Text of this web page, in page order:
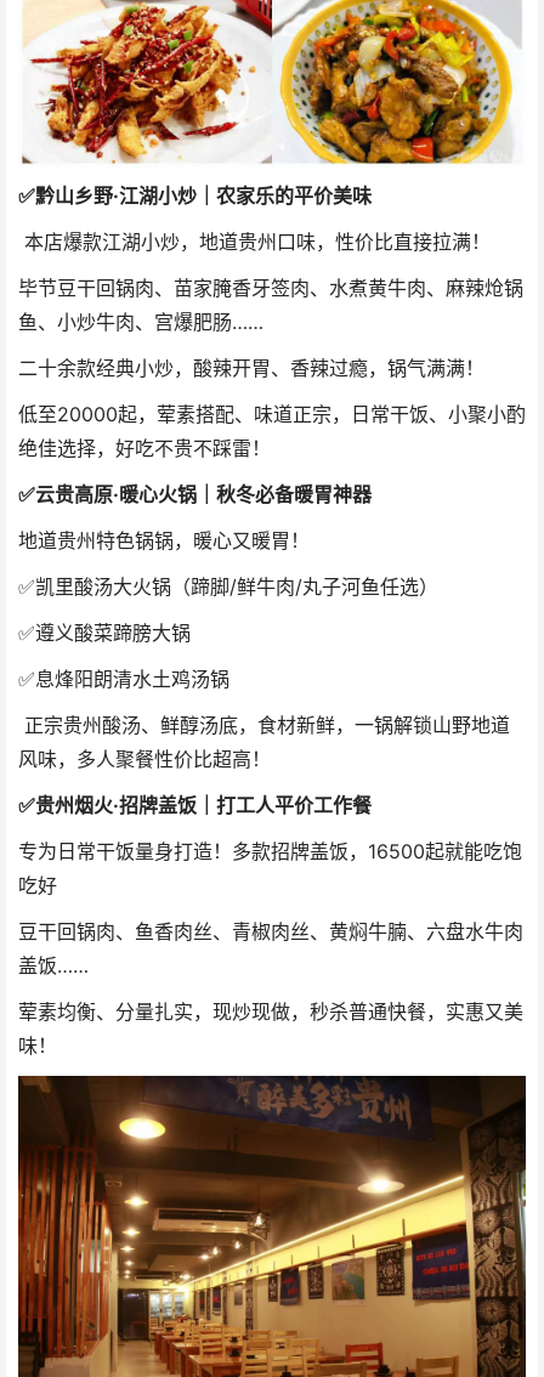
✅黔山乡野·江湖小炒｜农家乐的平价美味
本店爆款江湖小炒，地道贵州口味，性价比直接拉满！
毕节豆干回锅肉、苗家腌香牙签肉、水煮黄牛肉、麻辣炝锅
鱼、小炒牛肉、宫爆肥肠……
二十余款经典小炒，酸辣开胃、香辣过瘾，锅气满满！
低至20000起，荤素搭配、味道正宗，日常干饭、小聚小酌
绝佳选择，好吃不贵不踩雷！
✅云贵高原·暖心火锅｜秋冬必备暖胃神器
地道贵州特色锅锅，暖心又暖胃！
✅凯里酸汤大火锅（蹄脚/鲜牛肉/丸子河鱼任选）
✅遵义酸菜蹄膀大锅
✅息烽阳朗清水土鸡汤锅
正宗贵州酸汤、鲜醇汤底，食材新鲜，一锅解锁山野地道
风味，多人聚餐性价比超高！
✅贵州烟火·招牌盖饭｜打工人平价工作餐
专为日常干饭量身打造！多款招牌盖饭，16500起就能吃饱
吃好
豆干回锅肉、鱼香肉丝、青椒肉丝、黄焖牛腩、六盘水牛肉
盖饭……
荤素均衡、分量扎实，现炒现做，秒杀普通快餐，实惠又美
味！